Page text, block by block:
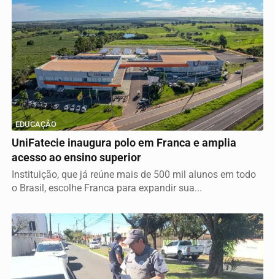
EDUCAÇÃO
UniFatecie inaugura polo em Franca e amplia
acesso ao ensino superior
Instituição, que já reúne mais de 500 mil alunos em todo
o Brasil, escolhe Franca para expandir sua...